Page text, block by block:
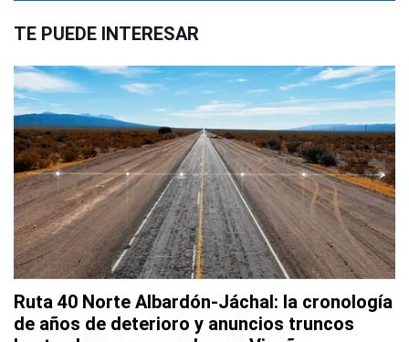
TE PUEDE INTERESAR
Ruta 40 Norte Albardón-Jáchal: la cronología
de años de deterioro y anuncios truncos